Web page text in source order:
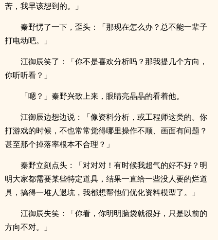
苦，我早该想到的。」
秦野愣了一下，歪头：「那现在怎么办？总不能一辈子
打电动吧。」
江御辰笑了：「你不是喜欢分析吗？那我提几个方向，
你听听看？」
「嗯？」秦野兴致上来，眼睛亮晶晶的看着他。
江御辰边想边说：「像资料分析，或工程师这类的。你
打游戏的时候，不也常常觉得哪里操作不顺、画面有问题？
甚至那个掉落率根本不合理？」
秦野立刻点头：「对对对！有时候我超气的好不好？明
明大家都需要某些特定道具，结果一直给一些没人要的烂道
具，搞得一堆人退坑，我都想帮他们优化资料模型了。」
江御辰失笑：「你看，你明明脑袋就很好，只是以前的
方向不对。」